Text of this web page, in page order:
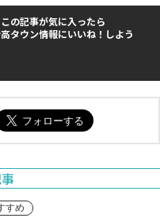
この記事が気に入ったら
高タウン情報にいいね！しよう
すめ